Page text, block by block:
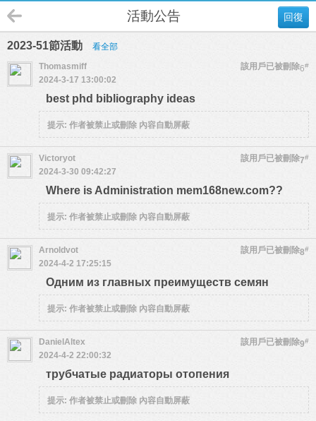
回復
活動公告
2023-51節活動 看全部
6#
Thomasmiff
該用戶已被刪除
2024-3-17 13:00:02
best phd bibliography ideas
提示: 作者被禁止或刪除 內容自動屏蔽
7#
Victoryot
該用戶已被刪除
2024-3-30 09:42:27
Where is Administration mem168new.com??
提示: 作者被禁止或刪除 內容自動屏蔽
8#
Arnoldvot
該用戶已被刪除
2024-4-2 17:25:15
Одним из главных преимуществ семян
提示: 作者被禁止或刪除 內容自動屏蔽
9#
DanielAltex
該用戶已被刪除
2024-4-2 22:00:32
трубчатые радиаторы отопения
提示: 作者被禁止或刪除 內容自動屏蔽